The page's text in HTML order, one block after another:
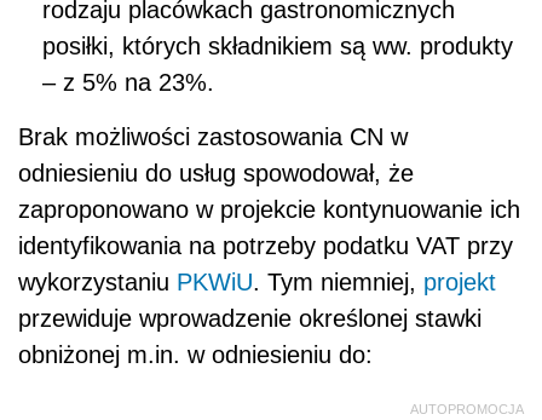
rodzaju placówkach gastronomicznych
posiłki, których składnikiem są ww. produkty
– z 5% na 23%.
Brak możliwości zastosowania CN w
odniesieniu do usług spowodował, że
zaproponowano w projekcie kontynuowanie ich
identyfikowania na potrzeby podatku VAT przy
wykorzystaniu PKWiU. Tym niemniej, projekt
przewiduje wprowadzenie określonej stawki
obniżonej m.in. w odniesieniu do:
AUTOPROMOCJA